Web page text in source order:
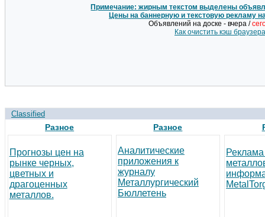
Примечание: жирным текстом выделены
Цены на баннерную и текстовую рекламу
Объявлений на доске - вчера /
Как очистить кэш
Classified
Разное
Прогнозы цен на
рынке черных,
цветных и
драгоценных
металлов.
Разное
Аналитические
приложения к
журналу
Металлургический
Бюллетень